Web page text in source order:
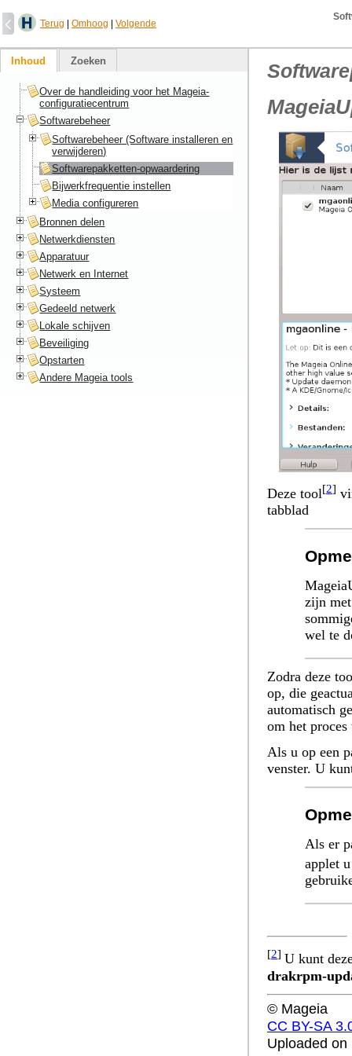
Terug Omhoog Volgende
Deze tool[2]
tabblad
zijn
wel te
Zodra deze
op, die
automatisch
om het proces
Als u op een
venster. U
Als er
applet
[2] U kunt
drakrpm-
© Mageia
CC BY-SA
Uploaded
Inhoud Zoeken
Over de handleiding voor het Mageia-
configuratiecentrum
Softwarebeheer
Softwarebeheer (Software installeren en
verwijderen)
Softwarepakketten-opwaardering
Bijwerkfrequentie instellen
Media configureren
Bronnen delen
Netwerkdiensten
Apparatuur
Netwerk en Internet
Systeem
Gedeeld netwerk
Lokale schijven
Beveiliging
Opstarten
Andere Mageia tools